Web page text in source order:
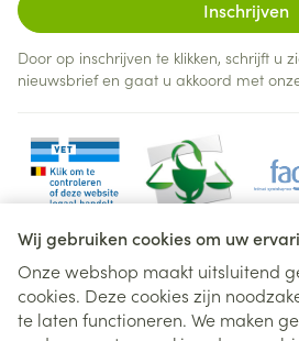
Wij gebruiken cookies om uw
Onze webshop maakt uitsluitend
cookies. Deze cookies zijn
te laten functioneren. We maken
Inschrijven
Door op inschrijven te klikken, schrijft u
nieuwsbrief en gaat u akkoord met
Juridische links